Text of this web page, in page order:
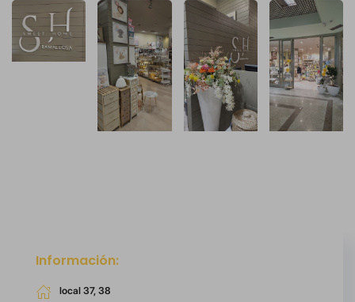
Información:
local 37, 38